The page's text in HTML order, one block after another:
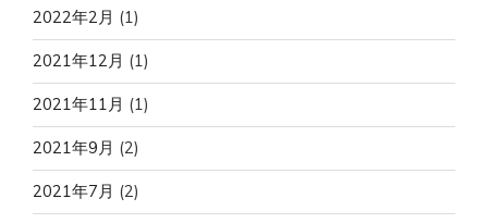
2022年2月 (1)
2021年12月 (1)
2021年11月 (1)
2021年9月 (2)
2021年7月 (2)